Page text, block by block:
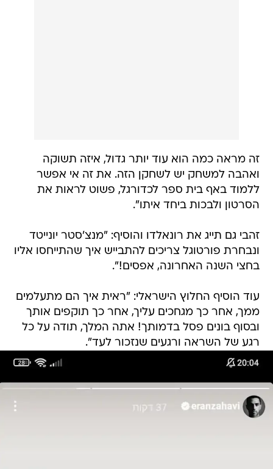
זה מראה כמה הוא עוד יותר גדול, איזה תשוקה
ואהבה למשחק יש לשחקן הזה. את זה אי אפשר
ללמוד באף בית ספר לכדורגל, פשוט לראות את
הסרטון ולבכות ביחד איתו".
זהבי גם תייג את רונאלדו והוסיף: "מנצ'סטר יונייטד
ונבחרת פורטוגל צריכים להתבייש איך שהתייחסו אליו
בחצי השנה האחרונה, אפסים!".
עוד הוסיף החלוץ הישראלי: "ראית איך הם מתעלמים
ממך, אחר כך מגחכים עליך, אחר כך תוקפים אותך
ובסוף בונים פסל בדמותך! אתה המלך, תודה על כל
רגע של השראה ורגעים שנזכור לעד".